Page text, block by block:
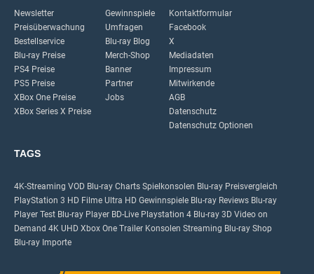
Newsletter
Preisüberwachung
Bestellservice
Blu-ray Preise
PS4 Preise
PS5 Preise
XBox One Preise
XBox Series X Preise
Gewinnspiele
Umfragen
Blu-ray Blog
Merch-Shop
Banner
Partner
Jobs
Kontaktformular
Facebook
X
Mediadaten
Impressum
Mitwirkende
AGB
Datenschutz
Datenschutz Optionen
TAGS
4K-Streaming VOD Blu-ray Charts Spielkonsolen Blu-ray Preisvergleich
PlayStation 3 HD Filme Ultra HD Gewinnspiele Blu-ray Reviews Blu-ray
Player Test Blu-ray Player BD-Live Playstation 4 Blu-ray 3D Video on
Demand 4K UHD Xbox One Trailer Konsolen Streaming Blu-ray Shop
Blu-ray Importe